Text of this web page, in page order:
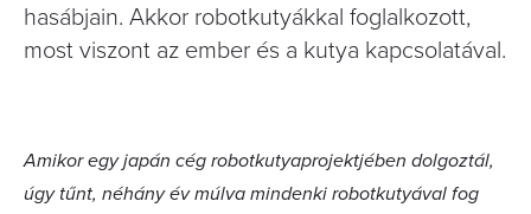
hasábjain. Akkor robotkutyákkal foglalkozott,
most viszont az ember és a kutya kapcsolatával.
Amikor egy japán cég robotkutyaprojektjében dolgoztál,
úgy tűnt, néhány év múlva mindenki robotkutyával fog